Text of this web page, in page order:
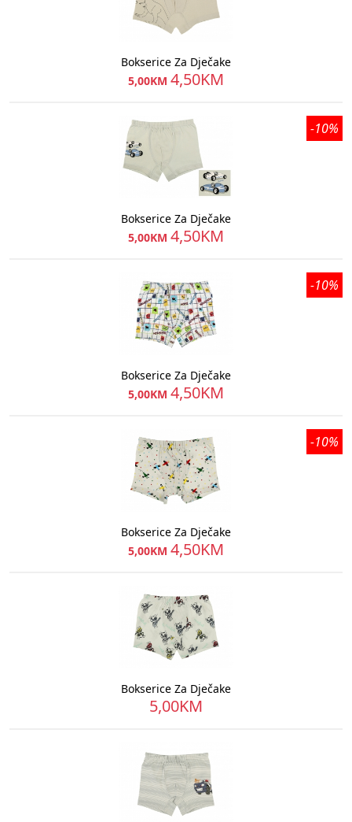
Bokserice Za Dječake
5,00KM 4,50KM
Bokserice Za Dječake
5,00KM 4,50KM
-10%
Bokserice Za Dječake
5,00KM 4,50KM
-10%
Bokserice Za Dječake
5,00KM 4,50KM
-10%
Bokserice Za Dječake
5,00KM